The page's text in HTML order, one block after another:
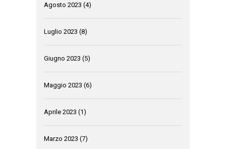
Agosto 2023 (4)
Luglio 2023 (8)
Giugno 2023 (5)
Maggio 2023 (6)
Aprile 2023 (1)
Marzo 2023 (7)